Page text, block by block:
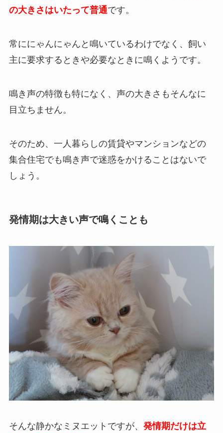
の大きさはいたって普通です。
常ににゃんにゃんと鳴いているわけでなく、飼い
主に要求するときや必要なときに鳴くようです。
鳴き声の特徴も特になく、声の大きさもそんなに
目立ちません。
そのため、一人暮らしの賃貸やマンションなどの
集合住宅でも鳴き声で迷惑をかけることはないで
しょう。
発情期は大きい声で鳴くことも
そんな静かなミヌエットですが、 発情期だけは立